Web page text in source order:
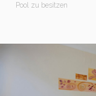
Pool zu besitzen